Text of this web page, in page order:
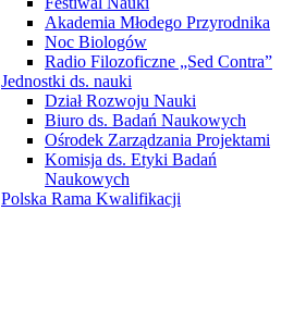
Akademia Młodego Przyrodnika
Noc Biologów
Radio Filozoficzne „Sed Contra”
Jednostki ds. nauki
Dział Rozwoju Nauki
Biuro ds. Badań Naukowych
Ośrodek Zarządzania Projektami
Komisja ds. Etyki Badań
Naukowych
Polska Rama Kwalifikacji